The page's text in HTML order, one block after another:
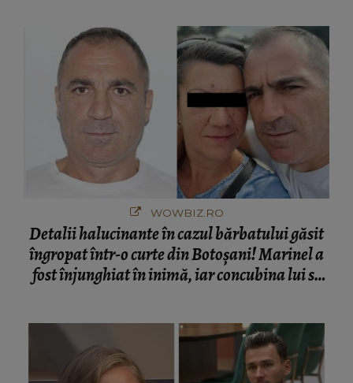
WOWBIZ.RO
Detalii halucinante în cazul bărbatului găsit
îngropat într-o curte din Botoșani! Marinel a
fost înjunghiat în inimă, iar concubina lui se